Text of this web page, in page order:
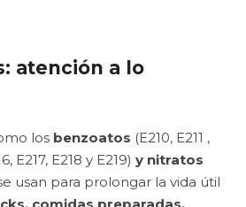
atención a lo
los benzoatos (E210, E211 ,
E217, E218 y E219) y nitratos
usan para prolongar la vida útil